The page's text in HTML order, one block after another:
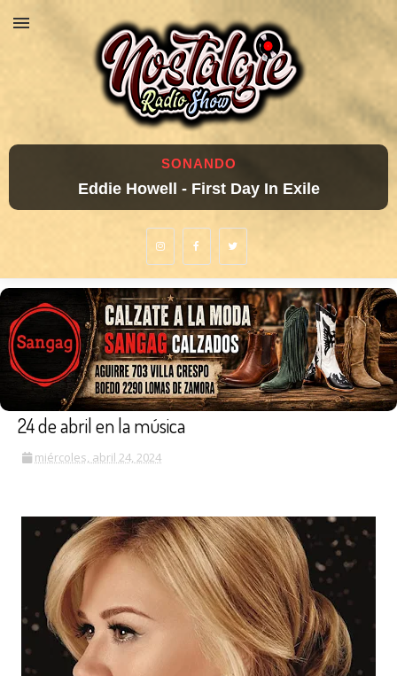
SONANDO
Eddie Howell - First Day In Exile
24 de abril en la música
miércoles, abril 24, 2024